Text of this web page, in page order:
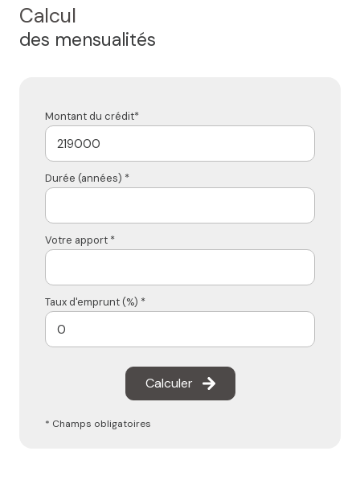
Calcul
des mensualités
Montant du crédit*
Durée (années) *
Votre apport *
Taux d'emprunt (%) *
Calculer
* Champs obligatoires